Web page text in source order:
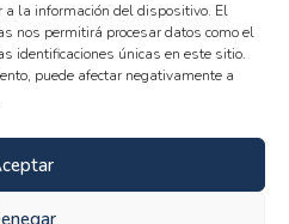
a la información del dispositivo. El
nos permitirá procesar datos como el
identificaciones únicas en este sitio.
puede afectar negativamente a